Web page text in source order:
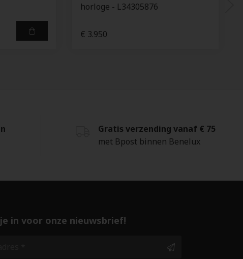
horloge - L34305876
€ 3.950
Gratis verzending vanaf € 75
met Bpost binnen Benelux
in voor onze nieuwsbrief!